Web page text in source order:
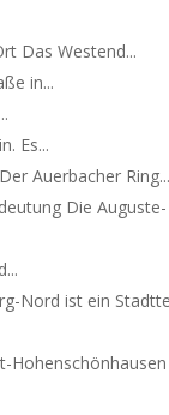
Das Westend...
in...
Es...
Auerbacher Ring...
Die Auguste-
Nord ist ein